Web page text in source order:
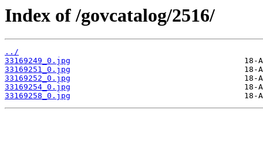
Index of /govcatalog/2516/
../
33169249_0.jpg
33169251_0.jpg
33169252_0.jpg
33169254_0.jpg
33169258_0.jpg